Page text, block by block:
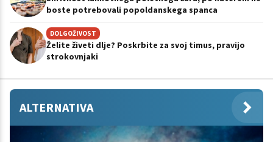
boste potrebovali popoldanskega spanca
DOLGOŽIVOST
Želite živeti dlje? Poskrbite za svoj timus, pravijo
strokovnjaki
ALTERNATIVA